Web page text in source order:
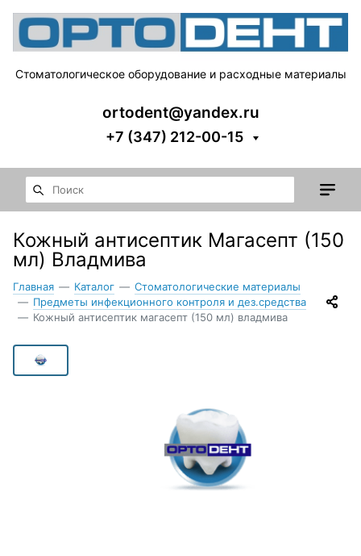
Стоматологическое оборудование и расходные материалы
ortodent@yandex.ru
+7 (347) 212-00-15
Кожный антисептик Магасепт (150
мл) Владмива
Главная — Каталог — Стоматологические материалы
— Предметы инфекционного контроля и дез.средства
— Кожный антисептик магасепт (150 мл) владмива